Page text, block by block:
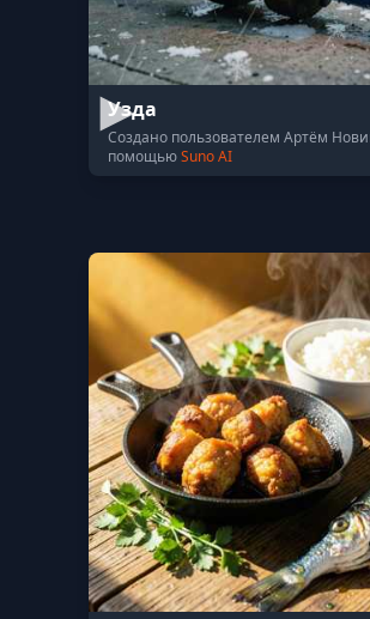
Узда
Создано пользователем Артём
помощьюSuno AI